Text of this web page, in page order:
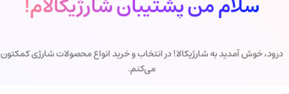
درود، خوش آمدید به شارژیکالا! در انتخاب و خرید انواع محصولات شارژی کمکتون
می‌کنم.